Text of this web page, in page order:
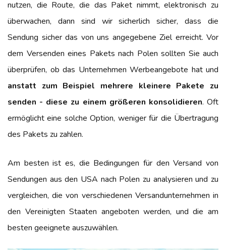
nutzen, die Route, die das Paket nimmt, elektronisch zu
überwachen, dann sind wir sicherlich sicher, dass die
Sendung sicher das von uns angegebene Ziel erreicht. Vor
dem Versenden eines Pakets nach Polen sollten Sie auch
überprüfen, ob das Unternehmen Werbeangebote hat und
anstatt zum Beispiel mehrere kleinere Pakete zu
senden - diese zu einem größeren konsolidieren. Oft
ermöglicht eine solche Option, weniger für die Übertragung
des Pakets zu zahlen.
Am besten ist es, die Bedingungen für den Versand von
Sendungen aus den USA nach Polen zu analysieren und zu
vergleichen, die von verschiedenen Versandunternehmen in
den Vereinigten Staaten angeboten werden, und die am
besten geeignete auszuwählen.